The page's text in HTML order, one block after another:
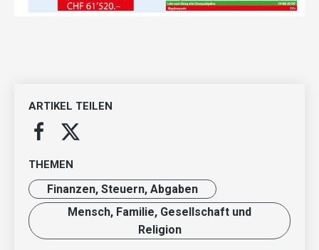
ARTIKEL TEILEN
THEMEN
Finanzen, Steuern, Abgaben
Mensch, Familie, Gesellschaft und
Religion